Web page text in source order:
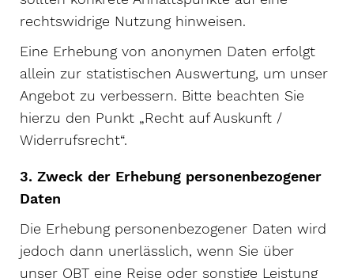
rechtswidrige Nutzung hinweisen.
Eine Erhebung von anonymen Daten erfolgt
allein zur statistischen Auswertung, um unser
Angebot zu verbessern. Bitte beachten Sie
hierzu den Punkt „Recht auf Auskunft /
Widerrufsrecht“.
3. Zweck der Erhebung personenbezogener
Daten
Die Erhebung personenbezogener Daten wird
jedoch dann unerlässlich, wenn Sie über
unser OBT eine Reise oder sonstige Leistung